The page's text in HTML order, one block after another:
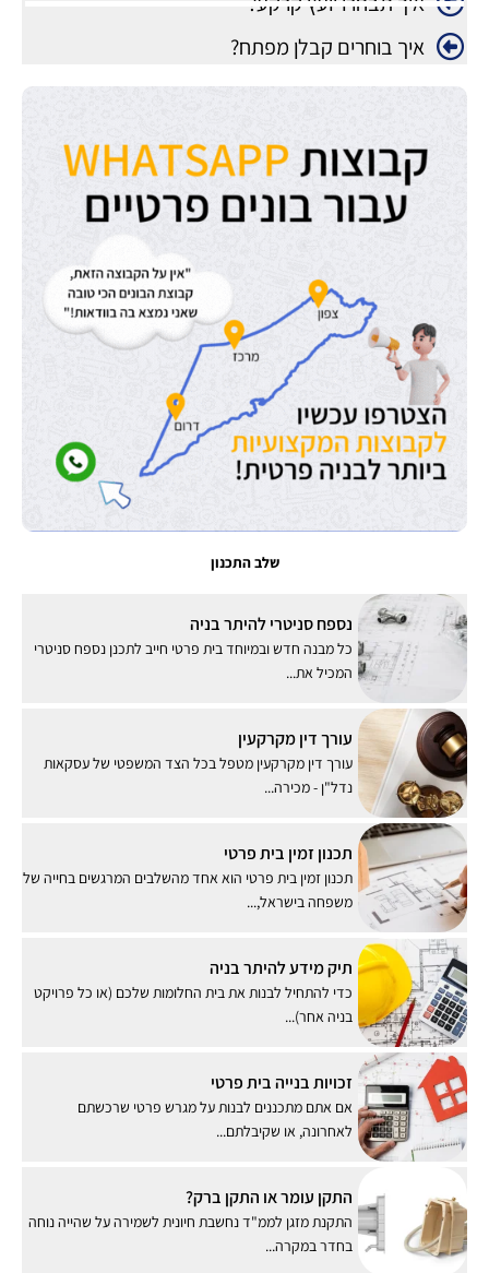
איך בוחרים קבלן מפתח?
שלב התכנון
נספח סניטרי להיתר בניה
כל מבנה חדש ובמיוחד בית פרטי חייב לתכנן נספח סניטרי
המכיל את...
עורך דין מקרקעין
עורך דין מקרקעין מטפל בכל הצד המשפטי של עסקאות
נדל"ן - מכירה...
תכנון זמין בית פרטי
תכנון זמין בית פרטי הוא אחד מהשלבים המרגשים בחייה של
משפחה בישראל,...
תיק מידע להיתר בניה
כדי להתחיל לבנות את בית החלומות שלכם (או כל פרויקט
בניה אחר)...
זכויות בנייה בית פרטי
אם אתם מתכננים לבנות על מגרש פרטי שרכשתם
לאחרונה, או שקיבלתם...
התקן עומר או התקן ברק?
התקנת מזגן לממ"ד נחשבת חיונית לשמירה על שהייה נוחה
בחדר במקרה...